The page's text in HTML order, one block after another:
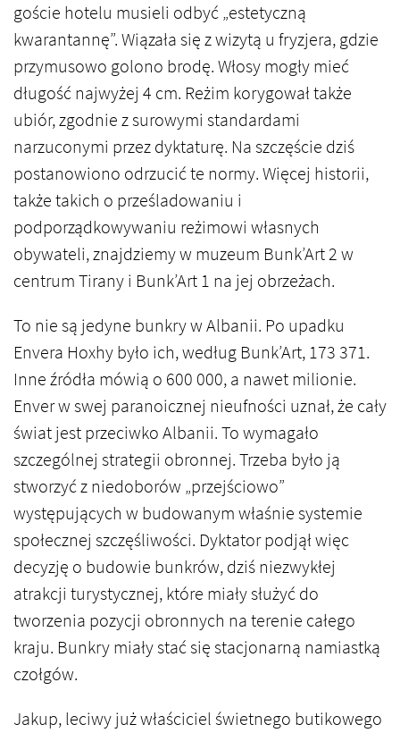
goście hotelu musieli odbyć „estetyczną
kwarantannę”. Wiązała się z wizytą u fryzjera, gdzie
przymusowo golono brodę. Włosy mogły mieć
długość najwyżej 4 cm. Reżim korygował także
ubiór, zgodnie z surowymi standardami
narzuconymi przez dyktaturę. Na szczęście dziś
postanowiono odrzucić te normy. Więcej historii,
także takich o prześladowaniu i
podporządkowywaniu reżimowi własnych
obywateli, znajdziemy w muzeum Bunk’Art 2 w
centrum Tirany i Bunk’Art 1 na jej obrzeżach.
To nie są jedyne bunkry w Albanii. Po upadku
Envera Hoxhy było ich, według Bunk’Art, 173 371.
Inne źródła mówią o 600 000, a nawet milionie.
Enver w swej paranoicznej nieufności uznał, że cały
świat jest przeciwko Albanii. To wymagało
szczególnej strategii obronnej. Trzeba było ją
stworzyć z niedoborów „przejściowo”
występujących w budowanym właśnie systemie
społecznej szczęśliwości. Dyktator podjął więc
decyzję o budowie bunkrów, dziś niezwykłej
atrakcji turystycznej, które miały służyć do
tworzenia pozycji obronnych na terenie całego
kraju. Bunkry miały stać się stacjonarną namiastką
czołgów.
Jakup, leciwy już właściciel świetnego butikowego